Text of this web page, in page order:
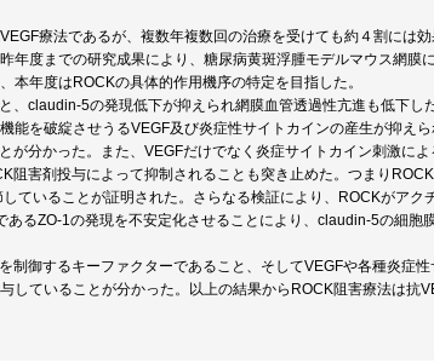
療法であるが、複数年複数回の治療を受けても約４割には
年度までの研究成果により、糖尿病黄斑浮腫モデルマウス網膜
本年度はROCKの具体的作用機序の特定を目指した。
、claudin-5の発現低下が抑えられ網膜血管透過性亢進も低下し
能を破綻させうるVEGF及び炎症性サイトカインの産生が抑えら
が分かった。また、VEGFだけでなく炎症サイトカイン刺激に
阻害剤投与によって抑制されることも突き止めた。つまり
ていることが証明された。さらなる検証により、ROCKがアク
るZO-1の発現を不安定化させることにより、claudin-5の細胞
制御するキーファクターであること、そしてVEGFや各種炎症
していることが分かった。以上の結果からROCK阻害療法は抗